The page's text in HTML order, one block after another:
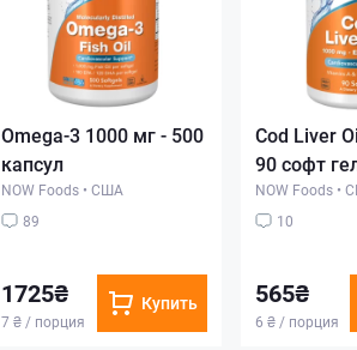
Omega-3 1000 мг - 500
капсул
NOW Foods • США
89
1725₴
7 ₴ / порция
Купить
Cod Liver
90 софт
NOW Foods •
10
565₴
6 ₴ / порция